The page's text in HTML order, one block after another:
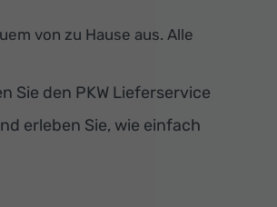
von zu Hause aus. Alle
Sie den PKW Lieferservice
erleben Sie, wie einfach